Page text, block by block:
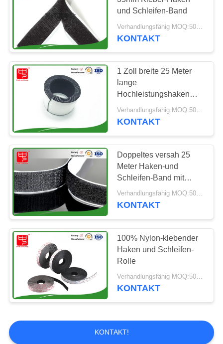
Haken-und
Schleifen-Haar-
Rollen
Haken und Schleife
für Supermarkt
9
Ein versah Haken
und Schleife mit
Seiten
9
und Schleifen-Band
KONTAKT
1 Zoll breite 25 Meter
lange
Hochleistungshaken
und Schleifen-Band
Verhandlungsfähig MOQ:500 METER
KONTAKT
Doppeltes versah 25
Meter Haken-und
Schleifen-Band mit
Seiten
Verhandlungsfähig MOQ:500 METER
KONTAKT
100% Nylon-klebender
Haken und Schleifen-
Rolle
Verhandlungsfähig MOQ:500 METER
KONTAKT
KONTAKT!